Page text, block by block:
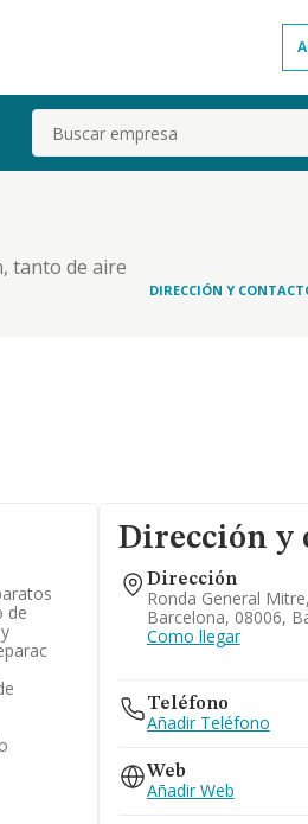
Buscar
tanto de aire
accesorios, toda clase de
DIRECCIÓN Y
de
Dirección y
Dirección
Ronda General
Barcelona, 08006,
Como llegar
Teléfono
Añadir Teléfono
Web
Añadir Web